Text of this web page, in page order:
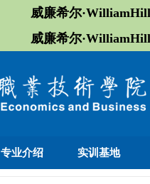
威廉希尔
威廉希尔
专业介绍 实训基地